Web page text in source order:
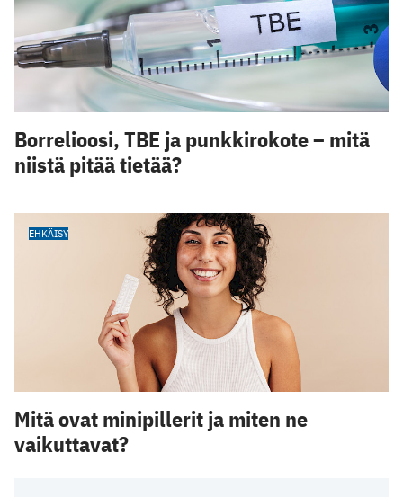
Borrelioosi, TBE ja punkkirokote – mitä
niistä pitää tietää?
EHKÄISY
Mitä ovat minipillerit ja miten ne
vaikuttavat?